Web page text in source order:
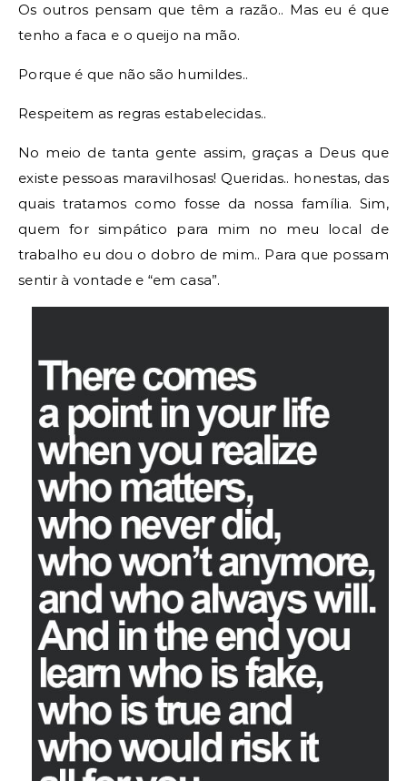
Os outros pensam que têm a razão.. Mas eu é que
tenho a faca e o queijo na mão.
Porque é que não são humildes..
Respeitem as regras estabelecidas..
No meio de tanta gente assim, graças a Deus que
existe pessoas maravilhosas! Queridas.. honestas, das
quais tratamos como fosse da nossa família. Sim,
quem for simpático para mim no meu local de
trabalho eu dou o dobro de mim.. Para que possam
sentir à vontade e “em casa”.